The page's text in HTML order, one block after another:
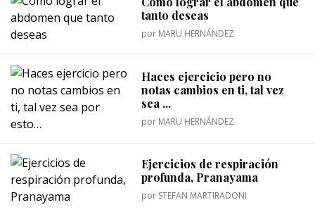
tanto deseas
por MARU HERNÁNDEZ
Haces ejercicio pero no
notas cambios en ti, tal vez
sea ...
por MARU HERNÁNDEZ
Ejercicios de respiración
profunda, Pranayama
por STEFAN MARTIRADONI